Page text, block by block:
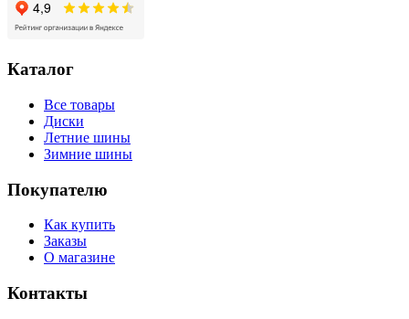
Каталог
Все товары
Диски
Летние шины
Зимние шины
Покупателю
Как купить
Заказы
О магазине
Контакты